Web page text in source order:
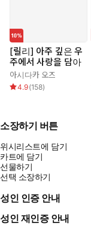
[릴리] 아주 깊은 우
주에서 사랑을 담아
아시다카 오즈
4.9(158)
소장하기 버튼
위시리스트에 담기
카트에 담기
선물하기
선택 소장하기
성인 인증 안내
성인 재인증 안내